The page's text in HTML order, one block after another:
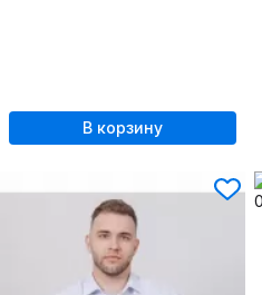
В корзину